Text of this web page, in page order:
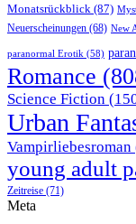
Monatsrückblick (87)
Neuerscheinungen (68) New
paranormal Erotik (58)
Romance
Science Fiction
Urban
Vampirliebesroman
young adult
Zeitreise (71)
Meta